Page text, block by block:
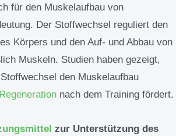
für den Muskelaufbau von
Der Stoffwechsel reguliert den
Körpers und den Auf- und Abbau von
Muskeln. Studien haben gezeigt,
den Muskelaufbau
Regeneration nach dem Training fördert.
zur Unterstützung des